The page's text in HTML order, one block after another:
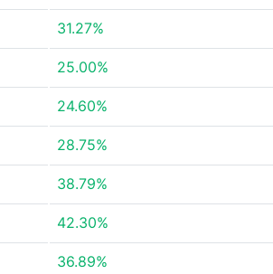
31.27%
25.00%
24.60%
28.75%
38.79%
42.30%
36.89%